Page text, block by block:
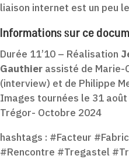
liaison internet est un peu
Informations sur ce
Durée 11’10 – Réalisation
Gauthier assisté de Marie-
(interview) et de Philippe
Images tournées le 31
Trégor- Octobre 2024
hashtags : #Facteur
#Rencontre #Tregastel